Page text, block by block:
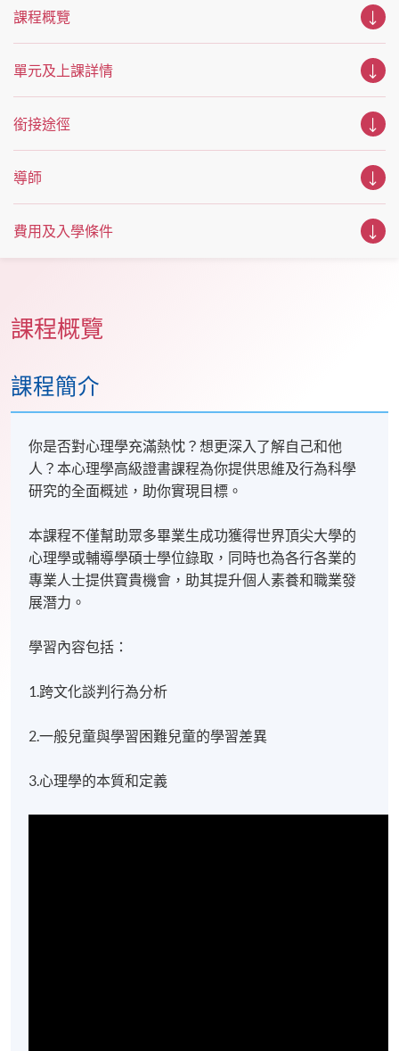
課程概覽
單元及上課詳情
銜接途徑
導師
費用及入學條件
課程概覽
課程簡介
你是否對心理學充滿熱忱？想更深入了解自己和他
人？本心理學高級證書課程為你提供思維及行為科學
研究的全面概述，助你實現目標。
本課程不僅幫助眾多畢業生成功獲得世界頂尖大學的
心理學或輔導學碩士學位錄取，同時也為各行各業的
專業人士提供寶貴機會，助其提升個人素養和職業發
展潛力。
學習內容包括：
1.跨文化談判行為分析
2.一般兒童與學習困難兒童的學習差異
3.心理學的本質和定義